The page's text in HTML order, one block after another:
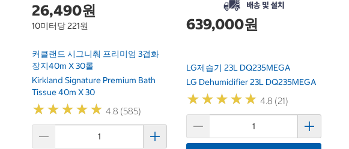
26,490원
10미터당 221원
커클랜드 시그니춰 프리미엄 3겹화
장지40m X 30롤
Kirkland Signature Premium Bath
Tissue 40m X 30
★★★★★
★★★★★ 4.8 (585)
639,000원
LG제습기 23L DQ235MEGA
LG Dehumidifier 23L DQ235MEGA
★★★★★
★★★★★ 4.8 (21)